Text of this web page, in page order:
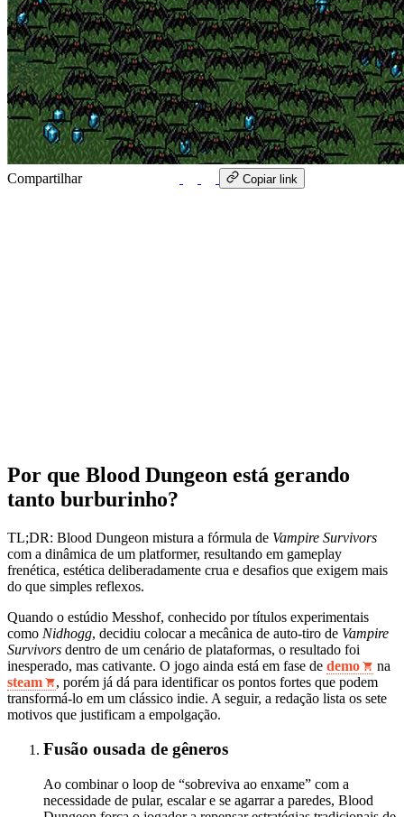
Compartilhar Copiar link
Por que Blood Dungeon está gerando
tanto burburinho?
TL;DR: Blood Dungeon mistura a fórmula de Vampire Survivors
com a dinâmica de um platformer, resultando em gameplay
frenética, estética deliberadamente crua e desafios que exigem mais
do que simples reflexos.
Quando o estúdio Messhof, conhecido por títulos experimentais
como Nidhogg, decidiu colocar a mecânica de auto‑tiro de Vampire
Survivors dentro de um cenário de plataformas, o resultado foi
inesperado, mas cativante. O jogo ainda está em fase de demo
na
steam
, porém já dá para identificar os pontos fortes que podem
transformá‑lo em um clássico indie. A seguir, a redação lista os sete
motivos que justificam a empolgação.
Fusão ousada de gêneros
Ao combinar o loop de “sobreviva ao enxame” com a
necessidade de pular, escalar e se agarrar a paredes, Blood